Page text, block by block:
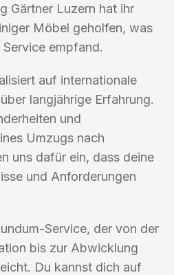
Gärtner Luzern hat ihr
Möbel geholfen, was
empfand.
auf internationale
langjährige Erfahrung.
und
Umzugs nach
uns dafür ein, dass deine
und Anforderungen
Service, der von der
bis zur Abwicklung
Du kannst dich auf